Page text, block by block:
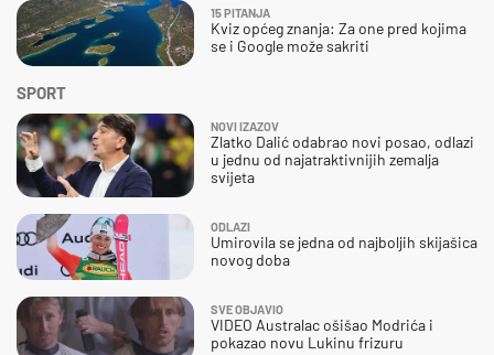
SPORT
NOVI IZAZOV
Zlatko Dalić odabrao novi posao, odlazi
u jednu od najatraktivnijih zemalja
svijeta
ODLAZI
Umirovila se jedna od najboljih skijašica
novog doba
SVE OBJAVIO
VIDEO Australac ošišao Modrića i
pokazao novu Lukinu frizuru
15 PITANJA
Kviz općeg znanja: Za one pred kojima
se i Google može sakriti